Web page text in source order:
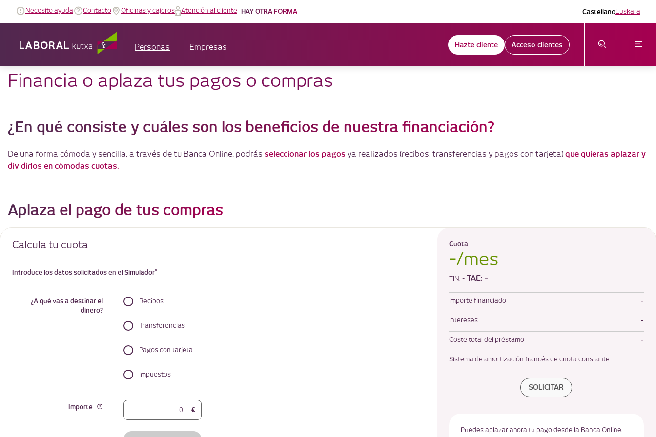
Necesito ayuda Contacto Oficinas y cajeros Atención al cliente HAY OTRA FORMA CastellanoEuskara
Personas Empresas Hazte cliente Acceso clientes
Financia o aplaza tus pagos o compras
Financia tus recibos, transferencias y
pagos con tarjeta
del día a día.
¿En qué consiste y cuáles son los beneficios de nuestra financiación?
De una forma cómoda y sencilla, a través de tu Banca Online, podrás seleccionar los pagos ya realizados (recibos, transferencias y pagos con tarjeta) que quieras aplazar y
dividirlos en cómodas cuotas.
Aplaza el pago de tus compras
Calcula tu cuota
Introduce los datos solicitados en el Simulador*
¿A qué vas a destinar el
dinero?
Recibos
Transferencias
Pagos con tarjeta
Impuestos
Importe €
Cuota
-/mes
TIN: -TAE: -
Importe financiado -
Intereses -
Coste total del préstamo -
Sistema de amortización francés de cuota constante
SOLICITAR
Puedes aplazar ahora tu pago desde la Banca Online.